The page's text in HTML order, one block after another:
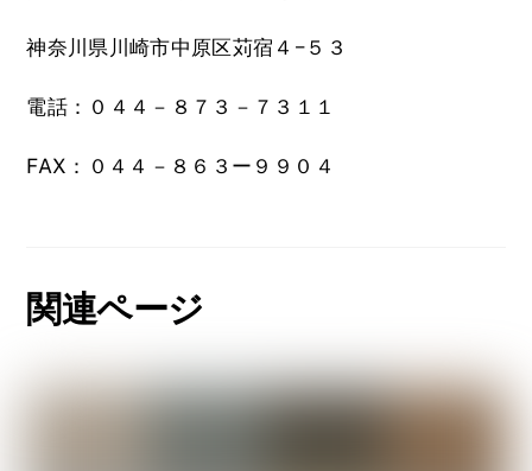
神奈川県川崎市中原区苅宿４−５３
電話：０４４－８７３－７３１１
FAX：０４４－８６３ー９９０４
関連ページ